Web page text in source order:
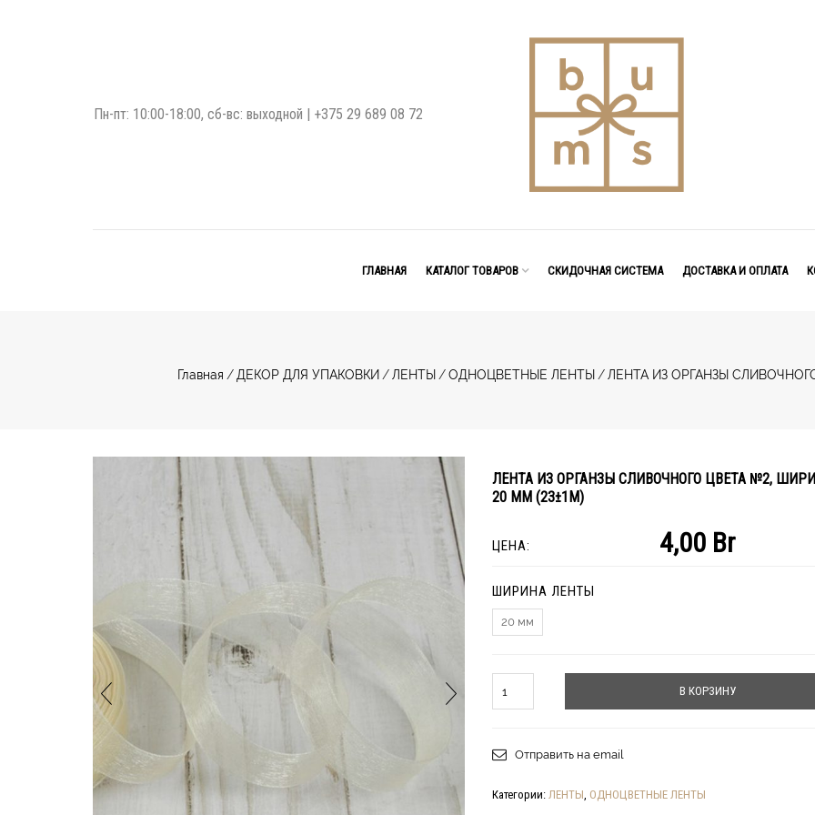
Пн-пт: 10:00-18:00, сб-вс: выходной | +375 29 689 08 72
ГЛАВНАЯ КАТАЛОГ ТОВАРОВ СКИДОЧНАЯ СИСТЕМА ДОСТАВКА И ОПЛАТА
Главная / ДЕКОР ДЛЯ УПАКОВКИ / ЛЕНТЫ / ОДНОЦВЕТНЫЕ ЛЕНТЫ / ЛЕНТА ИЗ ОРГАНЗЫ
ЛЕНТА ИЗ ОРГАНЗЫ СЛИВОЧНОГО ЦВЕТА №2,
20 ММ (23±1М)
ЦЕНА: 4,00 Br
ШИРИНА ЛЕНТЫ
20 мм
В КОРЗИНУ
Отправить на email
Категории: ЛЕНТЫ, ОДНОЦВЕТНЫЕ ЛЕНТЫ